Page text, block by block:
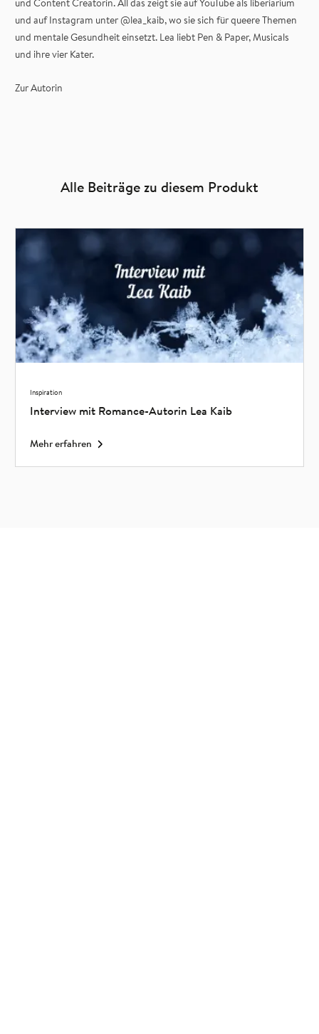
und auf Instagram unter @lea_kaib, wo sie sich für queere Themen
und mentale Gesundheit einsetzt. Lea liebt Pen & Paper, Musicals
und ihre vier Kater.
Zur Autorin
Alle Beiträge zu diesem Produkt
Inspiration
Interview mit Romance-Autorin Lea Kaib
Mehr erfahren